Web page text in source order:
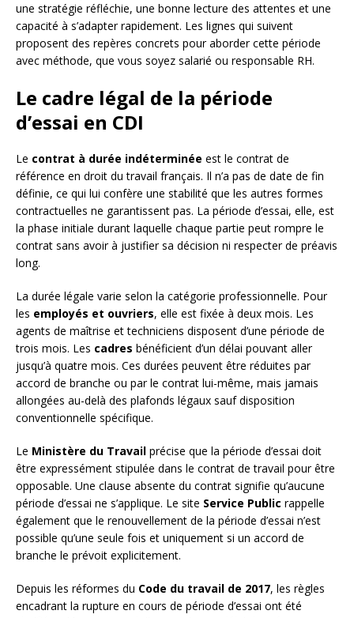
une stratégie réfléchie, une bonne lecture des attentes et une
capacité à s’adapter rapidement. Les lignes qui suivent
proposent des repères concrets pour aborder cette période
avec méthode, que vous soyez salarié ou responsable RH.
Le cadre légal de la période
d’essai en CDI
Le contrat à durée indéterminée est le contrat de
référence en droit du travail français. Il n’a pas de date de fin
définie, ce qui lui confère une stabilité que les autres formes
contractuelles ne garantissent pas. La période d’essai, elle, est
la phase initiale durant laquelle chaque partie peut rompre le
contrat sans avoir à justifier sa décision ni respecter de préavis
long.
La durée légale varie selon la catégorie professionnelle. Pour
les employés et ouvriers, elle est fixée à deux mois. Les
agents de maîtrise et techniciens disposent d’une période de
trois mois. Les cadres bénéficient d’un délai pouvant aller
jusqu’à quatre mois. Ces durées peuvent être réduites par
accord de branche ou par le contrat lui-même, mais jamais
allongées au-delà des plafonds légaux sauf disposition
conventionnelle spécifique.
Le Ministère du Travail précise que la période d’essai doit
être expressément stipulée dans le contrat de travail pour être
opposable. Une clause absente du contrat signifie qu’aucune
période d’essai ne s’applique. Le site Service Public rappelle
également que le renouvellement de la période d’essai n’est
possible qu’une seule fois et uniquement si un accord de
branche le prévoit explicitement.
Depuis les réformes du Code du travail de 2017, les règles
encadrant la rupture en cours de période d’essai ont été